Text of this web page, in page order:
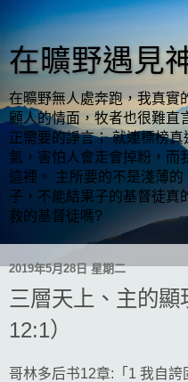
在曠野遇見
在曠野無人處奔跑，我真實
顧人的情面，牧者也很難直
正需要的諍言； 就連標榜
氣，害怕人會走會掉粉，而
這裡。 主所要的不是淺薄
子，不能結果子的基督徒真
救的基督徒嗎?
2019年5月28日 星期二
三層天上、主的
12:1）
哥林多后书12章:「1 我自